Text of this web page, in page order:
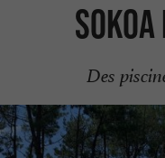
Sokoa
Des